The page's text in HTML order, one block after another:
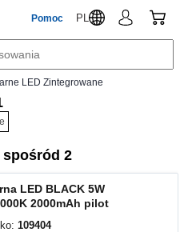
Pomoc PL
LED Zintegrowane
2
LED BLACK 5W
2000mAh pilot
109404